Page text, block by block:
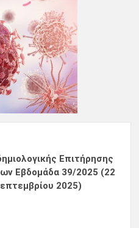
Επιτήρησης
Εβδομάδα 39/2025 (22
2025)